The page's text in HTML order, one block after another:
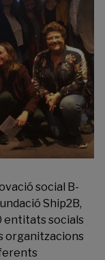
social B-
Ship2B,
entitats socials
organitzacions